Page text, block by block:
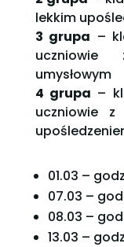
lekkim
3 grupa –
uczniowie
umysłowym
4 grupa –
uczniowie z
01.03 –
07.03 –
08.03 –
13.03 –